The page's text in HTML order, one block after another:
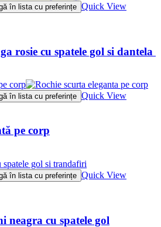
în lista cu preferințe Quick View
rosie cu spatele gol si dantela
în lista cu preferințe Quick View
pe corp
în lista cu preferințe Quick View
neagra cu spatele gol